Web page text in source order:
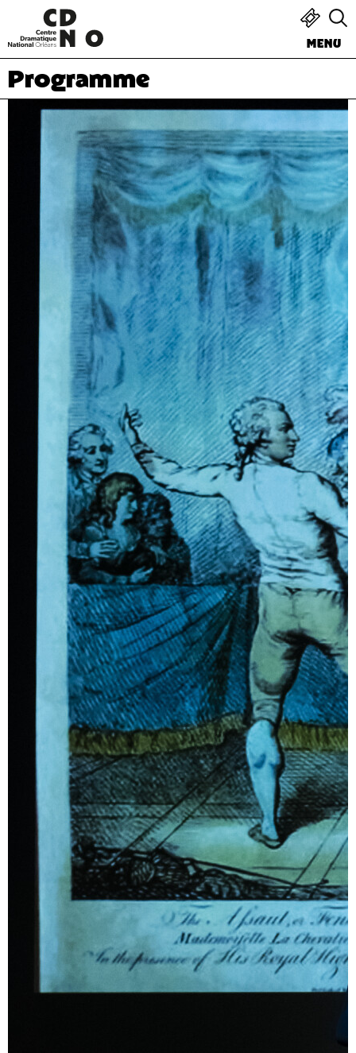
MENU
Programme